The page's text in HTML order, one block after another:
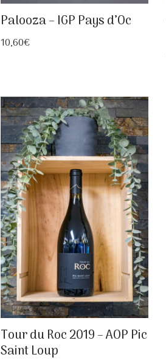
Palooza – IGP Pays d’Oc
10,60€
Tour du Roc 2019 – AOP Pic
Saint Loup